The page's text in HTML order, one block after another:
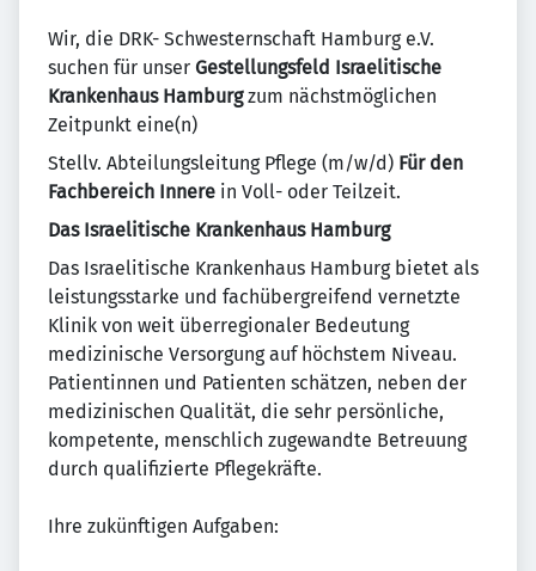
Wir, die DRK- Schwesternschaft Hamburg e.V.
suchen für unser Gestellungsfeld Israelitische
Krankenhaus Hamburgzum nächstmöglichen
Zeitpunkt eine(n)
Stellv. Abteilungsleitung Pflege (m/w/d) Für den
Fachbereich Innere in Voll- oder Teilzeit.
Das Israelitische Krankenhaus Hamburg
Das Israelitische Krankenhaus Hamburg bietet als
leistungsstarke und fachübergreifend vernetzte
Klinik von weit überregionaler Bedeutung
medizinische Versorgung auf höchstem Niveau.
Patientinnen und Patienten schätzen, neben der
medizinischen Qualität, die sehr persönliche,
kompetente, menschlich zugewandte Betreuung
durch qualifizierte Pflegekräfte.
Ihre zukünftigen Aufgaben: